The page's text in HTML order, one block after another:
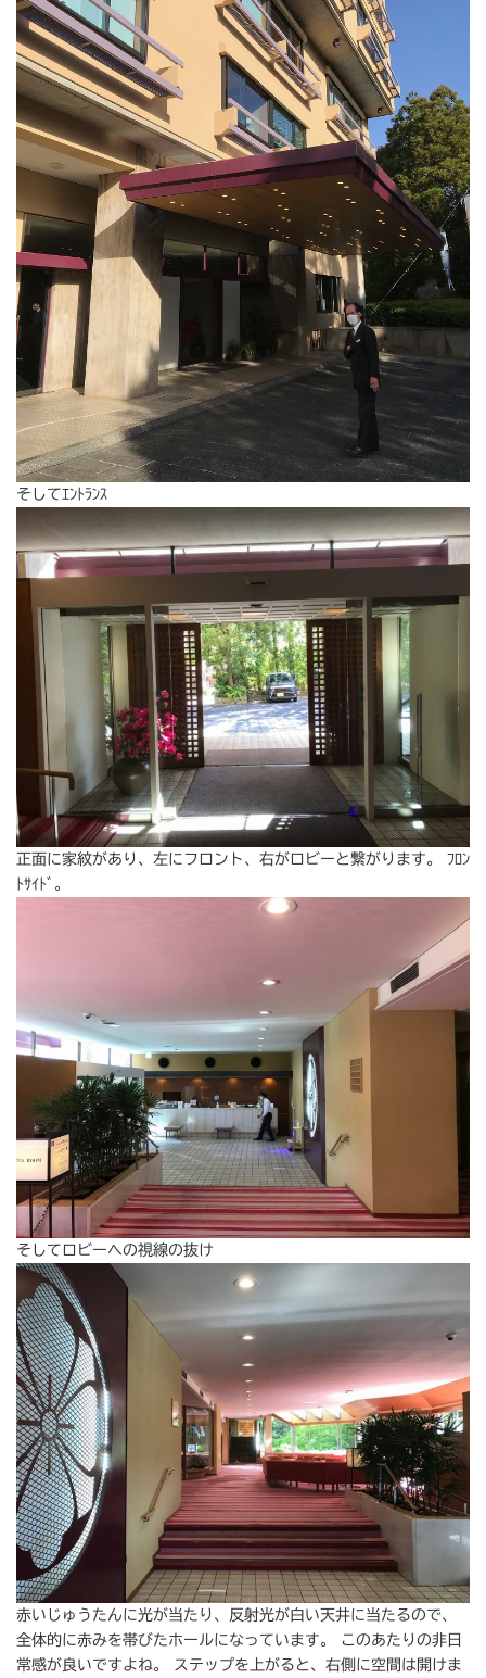
そしてｴﾝﾄﾗﾝｽ
正面に家紋があり、左にフロント、右がロビーと繋がります。 ﾌﾛﾝ
ﾄｻｲﾄﾞ。
そしてロビーへの視線の抜け
赤いじゅうたんに光が当たり、反射光が白い天井に当たるので、
全体的に赤みを帯びたホールになっています。 このあたりの非日
常感が良いですよね。 ステップを上がると、右側に空間は開けま